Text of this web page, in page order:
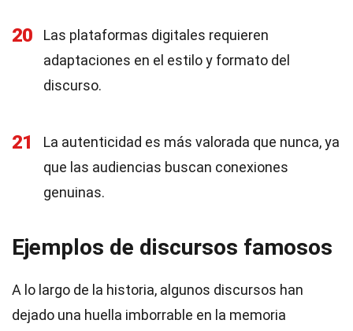
20
Las plataformas digitales requieren
adaptaciones en el estilo y formato del
discurso.
21
La autenticidad es más valorada que nunca, ya
que las audiencias buscan conexiones
genuinas.
Ejemplos de discursos famosos
A lo largo de la historia, algunos discursos han
dejado una huella imborrable en la memoria